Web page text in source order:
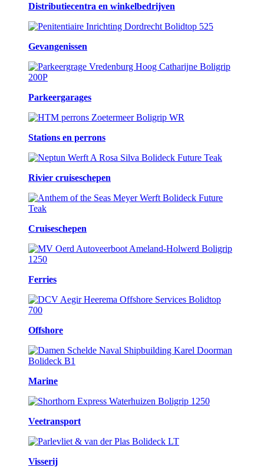
Distributiecentra en winkelbedrijven
Gevangenissen
Parkeergarages
Stations en perrons
Rivier cruiseschepen
Cruiseschepen
Ferries
Offshore
Marine
Veetransport
Visserij